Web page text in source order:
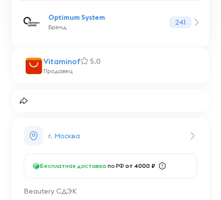
Vitaminof 5.0
Продавец
Optimum System
Бренд
241
г. Москва
Бесплатная доставка по РФ от 4000 ₽
Beautery СДЭК